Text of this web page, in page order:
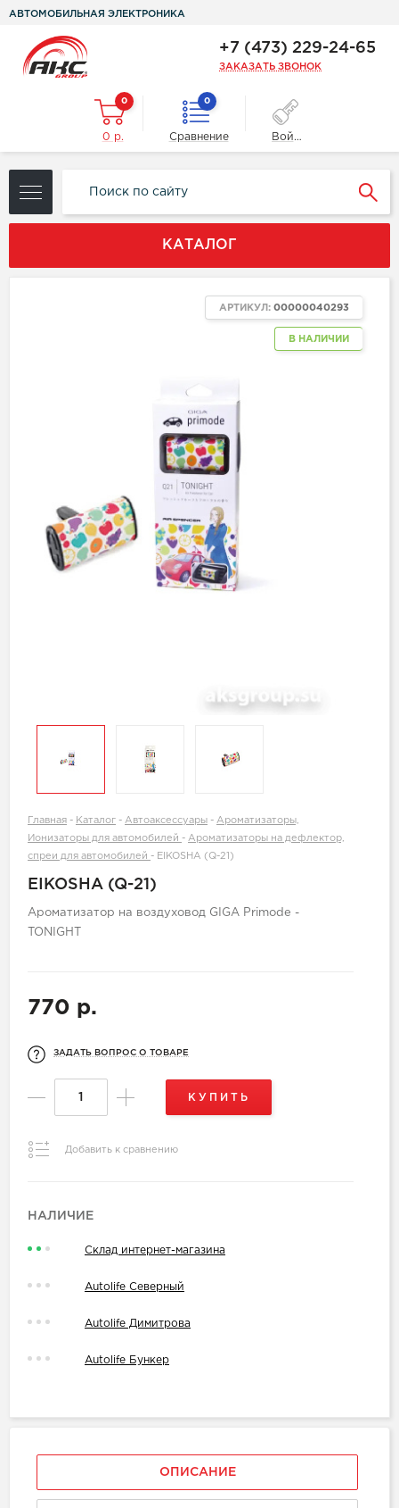
АВТОМОБИЛЬНАЯ ЭЛЕКТРОНИКА
+7 (473) 229-24-65
ЗАКАЗАТЬ ЗВОНОК
0
0 р.
0
Сравнение Войти
КАТАЛОГ
В НАЛИЧИИ
АРТИКУЛ: 00000040293
Главная - Каталог - Автоаксессуары - Ароматизаторы,
Ионизаторы для автомобилей - Ароматизаторы на дефлектор,
спреи для автомобилей - EIKOSHA (Q-21)
EIKOSHA (Q-21)
Ароматизатор на воздуховод GIGA Primode -
TONIGHT
770 р.
ЗАДАТЬ ВОПРОС О ТОВАРЕ
КУПИТЬ
Добавить к сравнению
НАЛИЧИЕ
Склад интернет-магазина
Autolife Северный
Autolife Димитрова
Autolife Бункер
ОПИСАНИЕ